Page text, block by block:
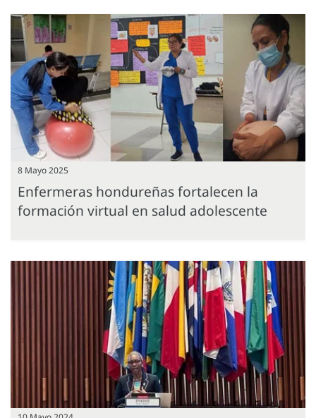
8 Mayo 2025
Enfermeras hondureñas fortalecen la
formación virtual en salud adolescente